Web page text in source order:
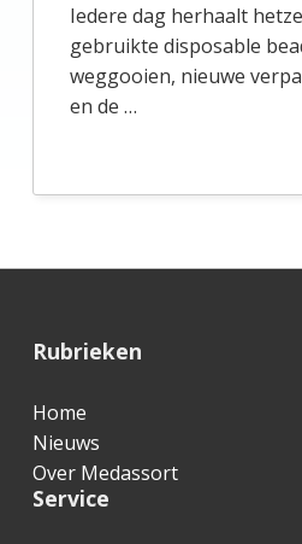
Iedere dag herhaalt
gebruikte disposable
weggooien, nieuwe
en de …
Rubrieken
Home
Nieuws
Over Medassort
Service